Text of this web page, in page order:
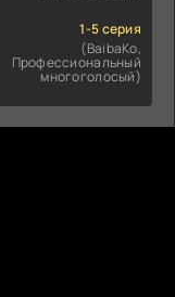
1-5 серия
(BaibaKo,
Профессиональный
многоголосый)